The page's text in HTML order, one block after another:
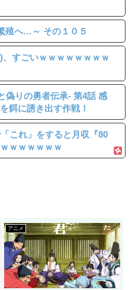
殖へ…～ その１０５
、すごいｗｗｗｗｗｗｗｗ
偽りの勇者伝承- 第4話 感
餌に誘き出す作戦！
これ」をすると月収『80
ｗｗｗｗｗｗ
アニメ